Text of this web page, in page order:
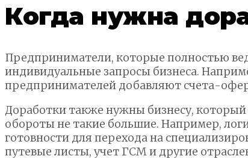
Когда нужна
Предприниматели, которые полностью
индивидуальные запросы бизнеса.
предпринимателей добавляют счета-
Доработки также нужны бизнесу, который
обороты не такие большие. Например,
готовности для перехода на
путевые листы, учет ГСМ и другие